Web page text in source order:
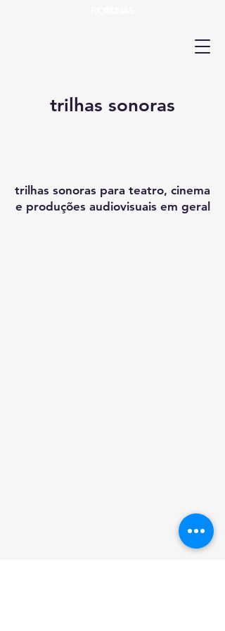
trilhas sonoras
trilhas sonoras para teatro, cinema
e produções audiovisuais em geral